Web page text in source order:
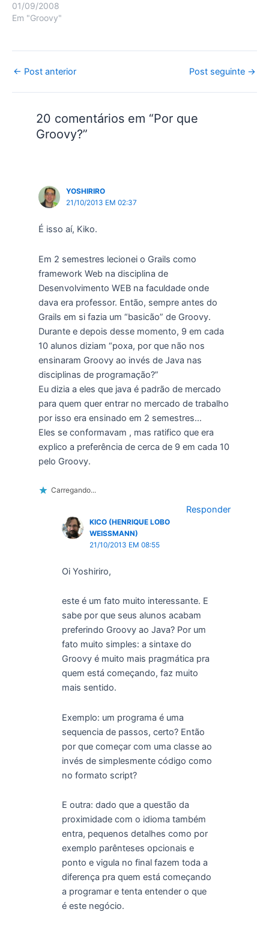
programar em Java sinto
falta de algum detalhe da
expor alguns detes
pequenos detalhes que,
embora não essenciais,
são extremamente…
01/09/2008
Em "Groovy"
Post
← Post anterior Post seguinte →
20 comentários em “Por que
Groovy?”
YOSHIRIRO
21/10/2013 EM 02:37
É isso aí, Kiko.
Em 2 semestres lecionei o Grails como
framework Web na disciplina de
Desenvolvimento WEB na faculdade onde
dava era professor. Então, sempre antes do
Grails em si fazia um “basicão” de Groovy.
Durante e depois desse momento, 9 em cada
10 alunos diziam “poxa, por que não nos
ensinaram Groovy ao invés de Java nas
disciplinas de programação?”
Eu dizia a eles que java é padrão de mercado
para quem quer entrar no mercado de trabalho
por isso era ensinado em 2 semestres…
Eles se conformavam , mas ratifico que era
explico a preferência de cerca de 9 em cada 10
pelo Groovy.
Carregando...
Responder
KICO (HENRIQUE LOBO
WEISSMANN)
21/10/2013 EM 08:55
Oi Yoshiriro,
este é um fato muito interessante. E
sabe por que seus alunos acabam
preferindo Groovy ao Java? Por um
fato muito simples: a sintaxe do
Groovy é muito mais pragmática pra
quem está começando, faz muito
mais sentido.
Exemplo: um programa é uma
sequencia de passos, certo? Então
por que começar com uma classe ao
invés de simplesmente código como
no formato script?
E outra: dado que a questão da
proximidade com o idioma também
entra, pequenos detalhes como por
exemplo parênteses opcionais e
ponto e vigula no final fazem toda a
diferença pra quem está começando
a programar e tenta entender o que
é este negócio.